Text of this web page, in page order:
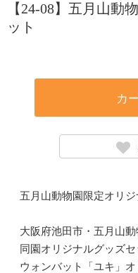
【24-08】五月山
ット
カ
五月山動物園限定オリ
大阪府池田市・五月山
同園オリジナルグッズセ
ウォンバット「ユキ」